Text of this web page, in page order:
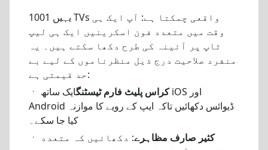
یہیں 1001 TVs واقعی چمکتا ہے: آپ ایک ہی
وقت میں متعدد فون اسکرینیں ایک ہی لیپ
ٹاپ پر آئینہ کی طرح دکھا سکتے ہیں۔ یہ
منفرد صلاحیت درج ذیل منظرناموں کے لیے بے
حد قیمتی ہے:
ㆍ
کراس پلیٹ فارم ٹیسٹنگایک ساتھ iOS اور
Android ڈیوائس دکھائیں تاکہ ایپ کے رویے کا موازنہ
کیا جا سکے۔
ㆍ
کثیر صارف مظاہرے: دکھائیں کہ متعدد